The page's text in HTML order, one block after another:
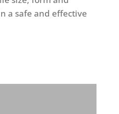
a safe and effective